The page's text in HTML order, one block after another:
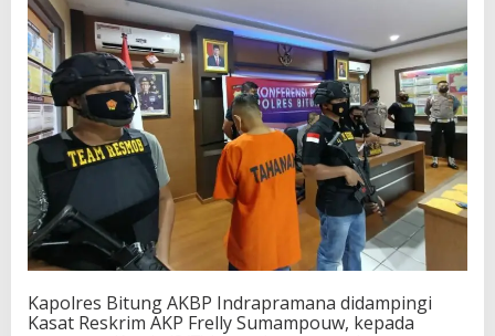
Kapolres Bitung AKBP Indrapramana didampingi
Kasat Reskrim AKP Frelly Sumampouw, kepada